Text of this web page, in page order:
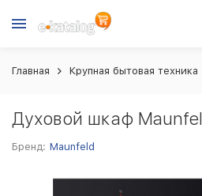
Главная Крупная бытовая техника
Духовой шкаф
Бренд: Maunfeld